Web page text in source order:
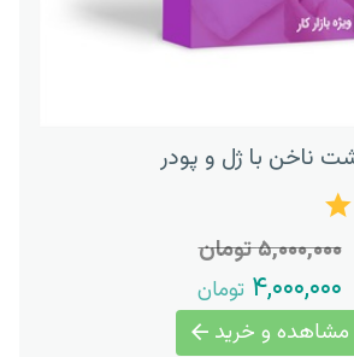
ناخن با ژل و پودر
۵,۰۰۰,۰۰۰ تومان
۴,۰۰۰,۰۰۰ تومان
مشاهده و خرید